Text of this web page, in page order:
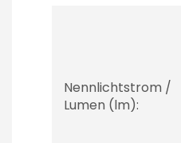
Nennlichtstrom /
Lumen (lm):